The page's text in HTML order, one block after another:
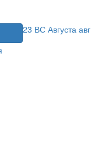
23 ВС Августа авг